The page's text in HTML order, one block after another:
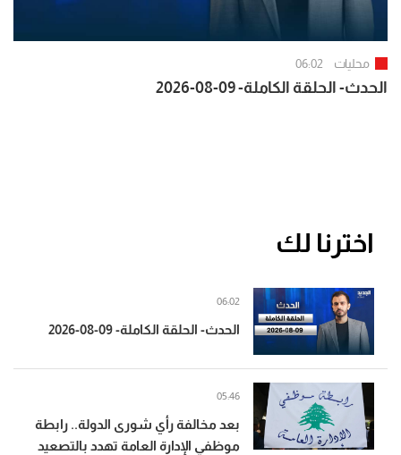
محليات 06:02
الحدث- الحلقة الكاملة- 09-08-2026
اخترنا لك
الحدث- الحلقة الكاملة- 09-08-2026
06:02
بعد مخالفة رأي شورى الدولة.. رابطة
موظفي الإدارة العامة تهدد بالتصعيد
05:46